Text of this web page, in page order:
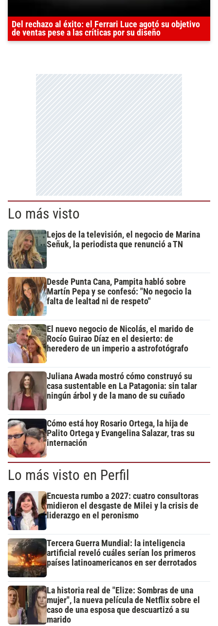
Del rechazo al éxito: el Ferrari Luce agotó su objetivo
de ventas pese a las críticas por su diseño
Lo más visto
Lejos de la televisión, el negocio de Marina
Señuk, la periodista que renunció a TN
Desde Punta Cana, Pampita habló sobre
Martín Pepa y se confesó: "No negocio la
falta de lealtad ni de respeto"
El nuevo negocio de Nicolás, el marido de
Rocío Guirao Díaz en el desierto: de
heredero de un imperio a astrofotógrafo
Juliana Awada mostró cómo construyó su
casa sustentable en La Patagonia: sin talar
ningún árbol y de la mano de su cuñado
Cómo está hoy Rosario Ortega, la hija de
Palito Ortega y Evangelina Salazar, tras su
internación
Lo más visto en Perfil
Encuesta rumbo a 2027: cuatro consultoras
midieron el desgaste de Milei y la crisis de
liderazgo en el peronismo
Tercera Guerra Mundial: la inteligencia
artificial reveló cuáles serían los primeros
países latinoamericanos en ser derrotados
La historia real de "Elize: Sombras de una
mujer", la nueva película de Netflix sobre el
caso de una esposa que descuartizó a su
marido